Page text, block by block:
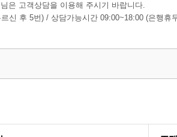
은 고객상담을 이용해 주시기 바랍니다.
신 후 5번) / 상담가능시간 09:00~18:00 (은행휴